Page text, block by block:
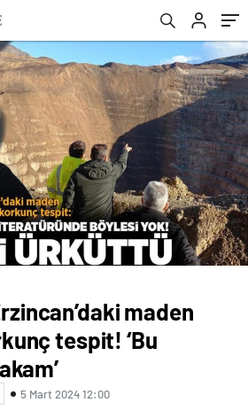
maden
tespit! ‘Bu
5 Mart 2024 12:00